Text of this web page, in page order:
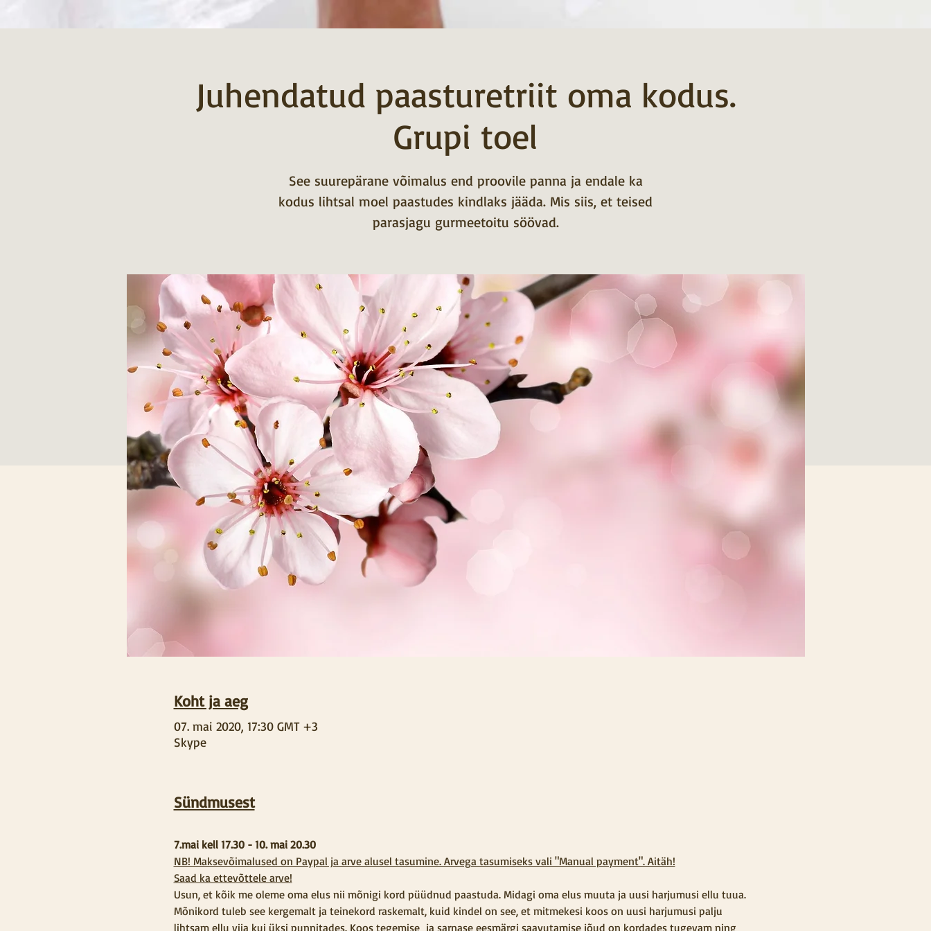
Juhendatud paasturetriit oma kodus.
Grupi toel
See suurepärane võimalus end proovile panna ja endale ka
kodus lihtsal moel paastudes kindlaks jääda. Mis siis, et teised
parasjagu gurmeetoitu söövad.
Koht ja aeg
07. mai 2020, 17:30 GMT +3
Skype
Sündmusest
7.mai kell 17.30 - 10. mai 20.30
NB! Maksevõimalused on Paypal ja arve alusel tasumine. Arvega tasumiseks vali "Manual payment". Aitäh!
Saad ka ettevõttele arve!
Usun, et kõik me oleme oma elus nii mõnigi kord püüdnud paastuda. Midagi oma elus muuta ja uusi harjumusi ellu tuua.
Mõnikord tuleb see kergemalt ja teinekord raskemalt, kuid kindel on see, et mitmekesi koos on uusi harjumusi palju
lihtsam ellu viia kui üksi punnitades. Koos tegemise  ja sarnase eesmärgi saavutamise jõud on kordades tugevam ning